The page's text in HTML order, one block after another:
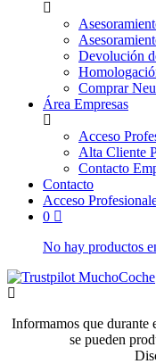
Devolución
Comprar
Área Empresas
Acceso
Alta Cliente
Contacto
Contacto
Acceso
0
No hay productos
Informamos que durante
se pueden